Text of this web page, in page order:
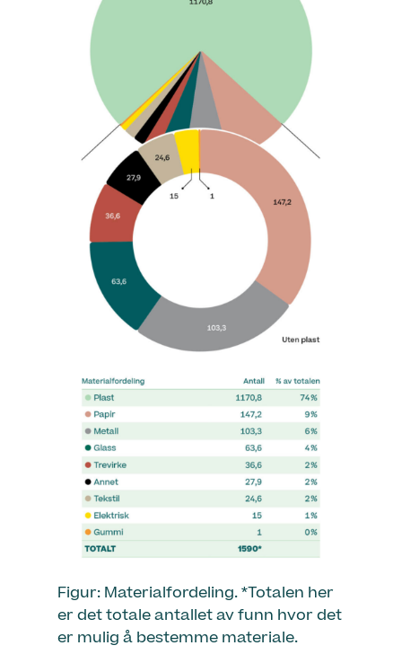
Figur: Materialfordeling. *Totalen her
er det totale antallet av funn hvor det
er mulig å bestemme materiale.